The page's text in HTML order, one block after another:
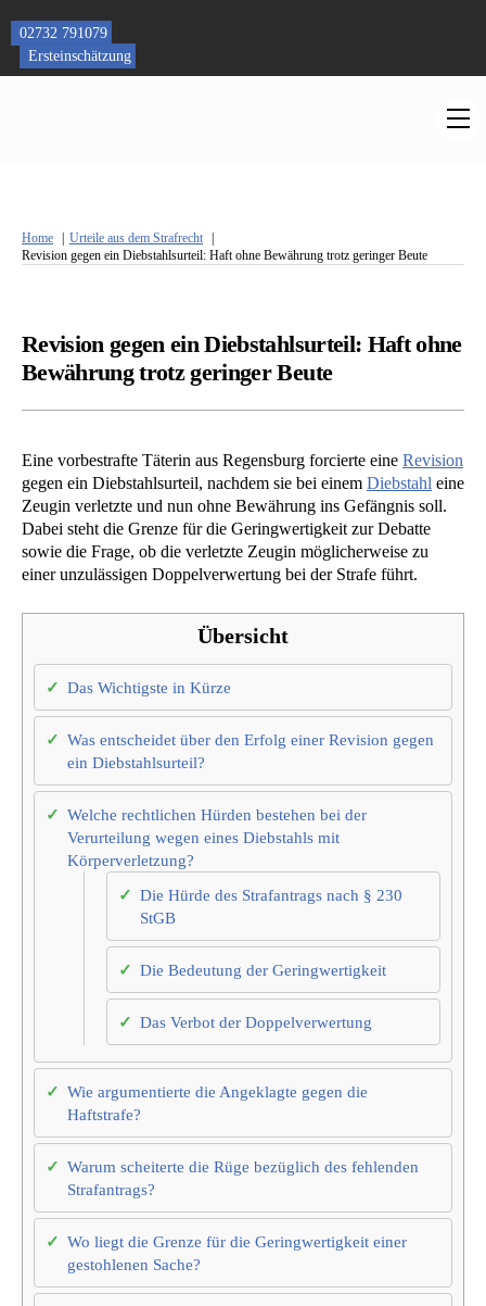
content
02732 791079
Ersteinschätzung
Home
Urteile aus dem Strafrecht
Revision gegen ein Diebstahlsurteil: Haft ohne Bewährung trotz geringer Beute
Revision gegen ein Diebstahlsurteil: Haft ohne
Bewährung trotz geringer Beute
Eine vorbestrafte Täterin aus Regensburg forcierte eine Revision
gegen ein Diebstahlsurteil, nachdem sie bei einem Diebstahl eine
Zeugin verletzte und nun ohne Bewährung ins Gefängnis soll.
Dabei steht die Grenze für die Geringwertigkeit zur Debatte
sowie die Frage, ob die verletzte Zeugin möglicherweise zu
einer unzulässigen Doppelverwertung bei der Strafe führt.
Übersicht
Das Wichtigste in Kürze
Was entscheidet über den Erfolg einer Revision gegen
ein Diebstahlsurteil?
Welche rechtlichen Hürden bestehen bei der
Verurteilung wegen eines Diebstahls mit
Körperverletzung?
Die Hürde des Strafantrags nach § 230
StGB
Die Bedeutung der Geringwertigkeit
Das Verbot der Doppelverwertung
Wie argumentierte die Angeklagte gegen die
Haftstrafe?
Warum scheiterte die Rüge bezüglich des fehlenden
Strafantrags?
Wo liegt die Grenze für die Geringwertigkeit einer
gestohlenen Sache?